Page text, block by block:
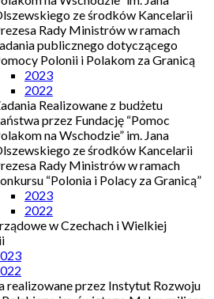
ze środków Kancelarii
Rady Ministrów w ramach
publicznego dotyczącego
Polonii i Polakom za Granicą
2023
2022
Realizowane z budżetu
przez Fundację “Pomoc
na Wschodzie” im. Jana
ze środków Kancelarii
Rady Ministrów w ramach
“Polonia i Polacy za Granicą”
2023
2022
w Czechach i Wielkiej
realizowane przez Instytut Rozwoju